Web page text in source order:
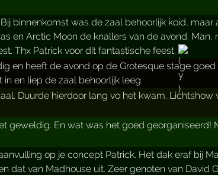
binnenkomst was de zaal behoorlijk koid,
en Arctic Moon de knallers van de avond.
Thx Patrick voor dit fantastische feest.
en heeft de avond op de Grotesque stage
in en liep de zaal behoorlijk leeg
Duurde hierdoor lang vo het kwam.
geweldig. En wat was het goed
op je concept Patrick. Het dak eraf bij
dat van Madhouse uit. Zeer genoten van David